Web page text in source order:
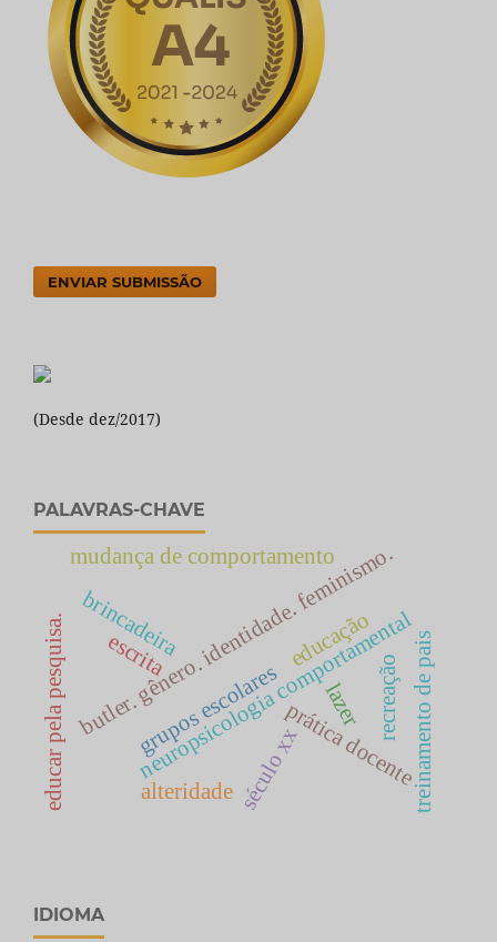
ENVIAR SUBMISSÃO
(Desde dez/2017)
PALAVRAS-CHAVE
butler. gênero. identidade. feminismo.
neuropsicologia comportamental
mudança de comportamento
treinamento de pais
escrita
educar pela pesquisa. prática docente
século xx
grupos escolares
brincadeira
lazer recreação
alteridade
educação
IDIOMA